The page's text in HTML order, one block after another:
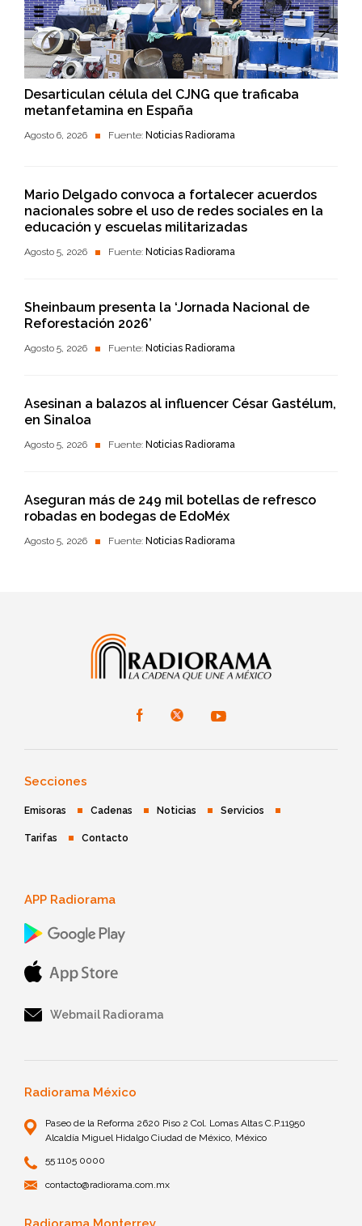
Desarticulan célula del CJNG que traficaba
metanfetamina en España
Agosto 6, 2026 Fuente: Noticias Radiorama
Mario Delgado convoca a fortalecer acuerdos
nacionales sobre el uso de redes sociales en la
educación y escuelas militarizadas
Agosto 5, 2026 Fuente: Noticias Radiorama
Sheinbaum presenta la ‘Jornada Nacional de
Reforestación 2026’
Agosto 5, 2026 Fuente: Noticias Radiorama
Asesinan a balazos al influencer César Gastélum,
en Sinaloa
Agosto 5, 2026 Fuente: Noticias Radiorama
Aseguran más de 249 mil botellas de refresco
robadas en bodegas de EdoMéx
Agosto 5, 2026 Fuente: Noticias Radiorama
Secciones
Emisoras Cadenas Noticias Servicios
Tarifas Contacto
APP Radiorama
Webmail Radiorama
Radiorama México
Paseo de la Reforma 2620 Piso 2 Col. Lomas Altas C.P.11950
Alcaldía Miguel Hidalgo Ciudad de México, México
55 1105 0000
contacto@radiorama.com.mx